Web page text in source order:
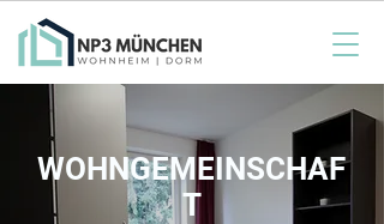
WOHNGEMEINSCHAF
T